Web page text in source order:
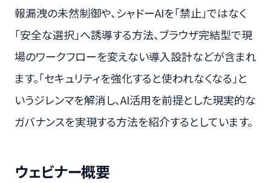
報漏洩の未然制御や、シャドーAIを「禁止」ではなく
「安全な選択」へ誘導する方法、ブラウザ完結型で現
場のワークフローを変えない導入設計などが含まれ
ます。「セキュリティを強化すると使われなくなる」と
いうジレンマを解消し、AI活用を前提とした現実的な
ガバナンスを実現する方法を紹介するとしています。
ウェビナー概要